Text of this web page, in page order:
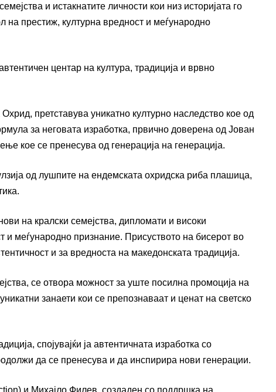
и истакнатите личности кои низ историјата го
на престиж, културна вредност и меѓународно
центар на култура, традиција и врвно
претставува уникатно културно наследство кое од
за неговата изработка, првично доверена од Јован
кое се пренесува од генерација на генерација.
од лушпите на ендемската охридска риба плашица,
на кралски семејства, дипломати и високи
меѓународно признание. Присуството на бисерот во
и за вредноста на македонската традиција.
се отвора можност за уште посилна промоција на
занаети кои се препознаваат и ценат на светско
спојувајќи ја автентичната изработка со
да се пренесува и да инспирира нови генерации.